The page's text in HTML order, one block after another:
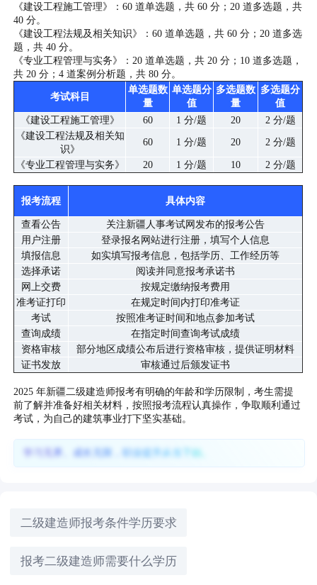
《建设工程施工管理》：60 道单选题，共 60 分；20 道多选题，共
40 分。
《建设工程法规及相关知识》：60 道单选题，共 60 分；20 道多选
题，共 40 分。
《专业工程管理与实务》：20 道单选题，共 20 分；10 道多选题，
共 20 分；4 道案例分析题，共 80 分。
考试科目
单选题数
量
单选题分
值
多选题数
量
多选题分
值
《建设工程施工管理》
60 1 分/题 20
2 分/题
《建设工程法规及相关知
识》
60 1 分/题 20
2 分/题
《专业工程管理与实务》
20 1 分/题 10 2 分/题
报考流程 具体内容
查看公告
关注新疆人事考试网发布的报考公告
用户注册
登录报名网站进行注册，填写个人信息
填报信息
如实填写报考信息，包括学历、工作经历等
选择承诺
阅读并同意报考承诺书
网上交费
按规定缴纳报考费用
准考证打印
在规定时间内打印准考证
考试
按照准考证时间和地点参加考试
查询成绩
在指定时间查询考试成绩
资格审核
部分地区成绩公布后进行资格审核，提供证明材料
证书发放
审核通过后颁发证书
2025 年新疆二级建造师报考有明确的年龄和学历限制，考生需提
前了解并准备好相关材料，按照报考流程认真操作，争取顺利通过
考试，为自己的建筑事业打下坚实基础。
学习无界、成长无限，职业提升从当下始。
二级建造师报考条件学历要求
报考二级建造师需要什么学历